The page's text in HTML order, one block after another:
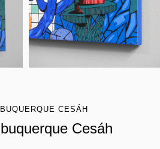
CESÁH
Cesáh